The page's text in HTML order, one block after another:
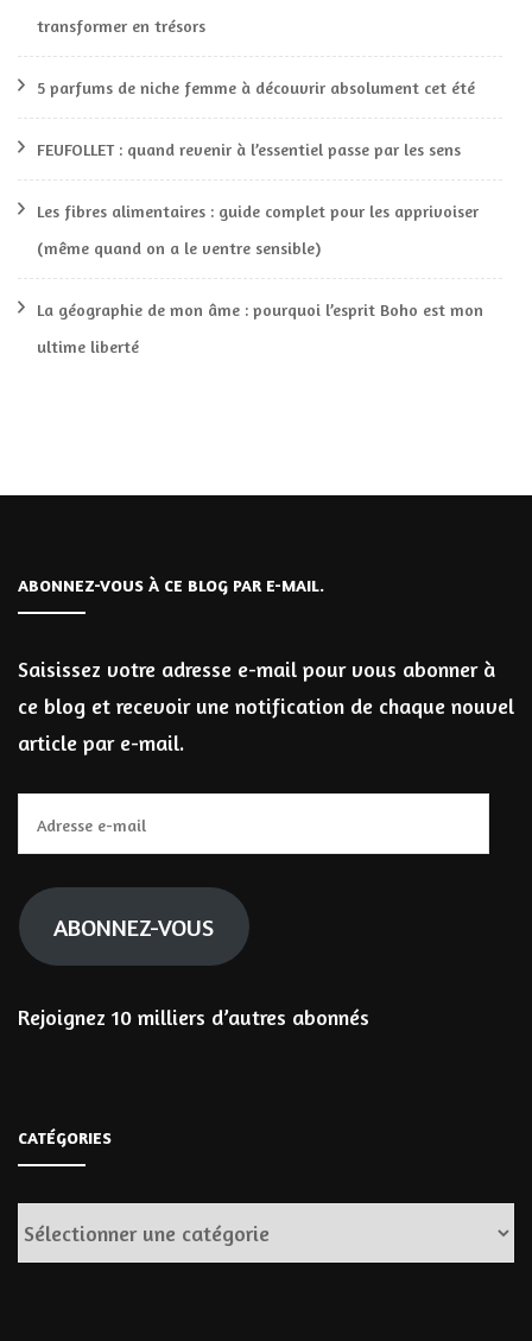
transformer en trésors
5 parfums de niche femme à découvrir absolument cet été
FEUFOLLET : quand revenir à l’essentiel passe par les sens
Les fibres alimentaires : guide complet pour les apprivoiser
(même quand on a le ventre sensible)
La géographie de mon âme : pourquoi l’esprit Boho est mon
ultime liberté
ABONNEZ-VOUS À CE BLOG PAR E-MAIL.
Saisissez votre adresse e-mail pour vous abonner à
ce blog et recevoir une notification de chaque nouvel
article par e-mail.
e-
mail
ABONNEZ-VOUS
Rejoignez 10 milliers d’autres abonnés
CATÉGORIES
Catégories